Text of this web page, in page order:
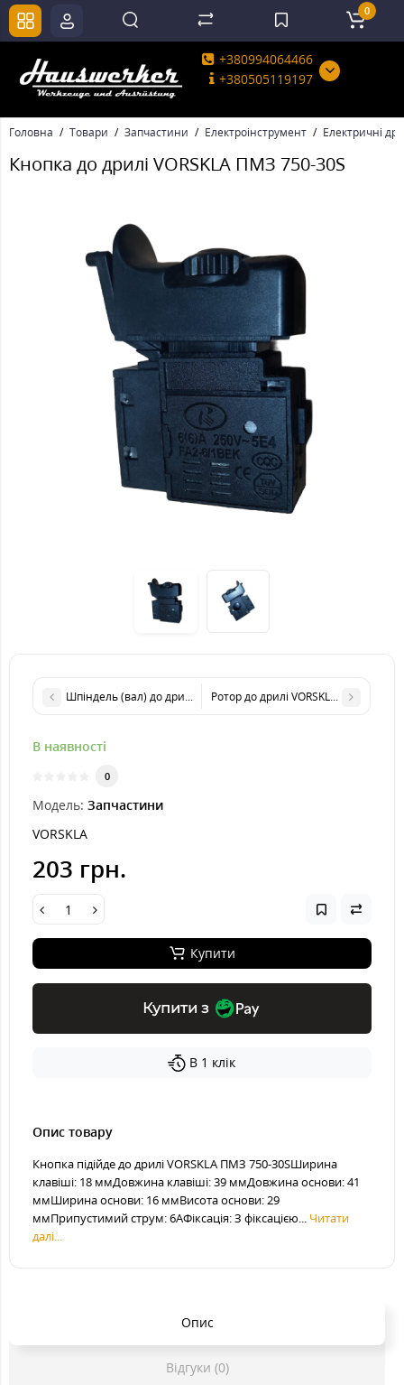
+380994064466
+380505119197
0
Головна Товари Запчастини Електроінструмент Електричні
Кнопка до дрилі VORSKLA ПМЗ 750-30S
Шпіндель (вал) до дрилі VORSKLA ПМЗ 750-30S
Ротор до дрилі VORSKLA ПМЗ 750-
В наявності
0
Модель: Запчастини
VORSKLA
203 грн.
Купити
Купити з
В 1 клік
Опис товару
Кнопка підійде до дрилі VORSKLA ПМЗ 750-30SШирина
клавіші: 18 ммДовжина клавіші: 39 ммДовжина основи: 41
ммШирина основи: 16 ммВисота основи: 29
ммПрипустимий струм: 6АФіксація: З фіксацією... Читати
далі...
Опис
Відгуки (0)